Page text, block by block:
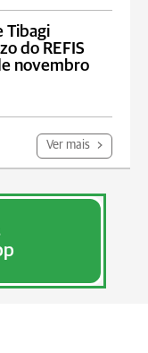
Tibagi
do REFIS
novembro
Ver mais